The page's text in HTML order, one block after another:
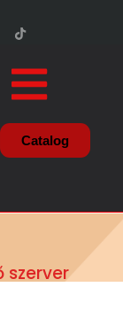
Catalog
szerver